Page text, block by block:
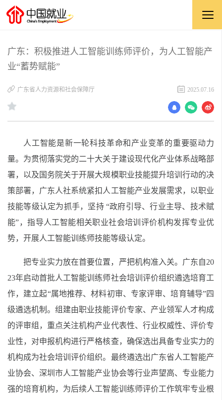
广东：积极推进人工智能训练师评价，为人工智能产
业“蓄势赋能”
广东省人力资源和社会保障厅 2025.07.16
人工智能是新一轮科技革命和产业变革的重要驱动力
量。为贯彻落实党的二十大关于建设现代化产业体系战略部
署，以及国务院关于开展大规模职业技能提升培训行动的决
策部署，广东人社系统紧扣人工智能产业发展需求，以职业
技能等级认定为抓手，坚持 “政府引导、行业主导、技术赋
能”，指导人工智能相关职业社会培训评价机构发挥专业优
势，开展人工智能训练师技能等级认定。
把专业实力放在首要位置，严把机构准入关。广东自20
23年启动首批人工智能训练师社会培训评价组织遴选培育工
作，建立起“属地推荐、材料初审、专家评审、培育辅导”四
级遴选机制。组建由职业技能评价专家、产业领军人才构成
的评审组，重点关注机构产业代表性、行业权威性、评价专
业性，对申报机构进行严格核查，确保选出具备专业实力的
机构成为社会培训评价组织。最终遴选出广东省人工智能产
业协会、深圳市人工智能产业协会等行业声望高、专业能力
强的培育机构，为后续人工智能训练师评价工作筑牢专业根